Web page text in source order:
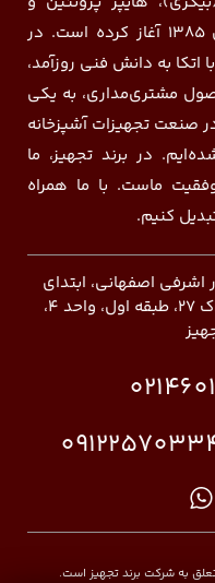
روستری (برشته‌کاری قهوه) از سال ۱۳۸۵ آغاز کرده است. در
به دانش فنی روزآمد،
مشتری‌مداری، به یکی
صنعت تجهیزات آشپزخانه
در برند تجهیز، ما
ماست. با ما همراه
کنیم.
اشرفی اصفهانی، ابتدای
اتوبان همت غرب، جنب کلانتری، پلاک ۲۷، طبقه اول، واحد ۴،
به شرکت برند تجهیز است.